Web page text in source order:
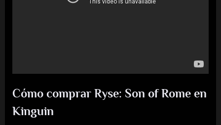
Cómo comprar Ryse: Son of Rome en
Kinguin